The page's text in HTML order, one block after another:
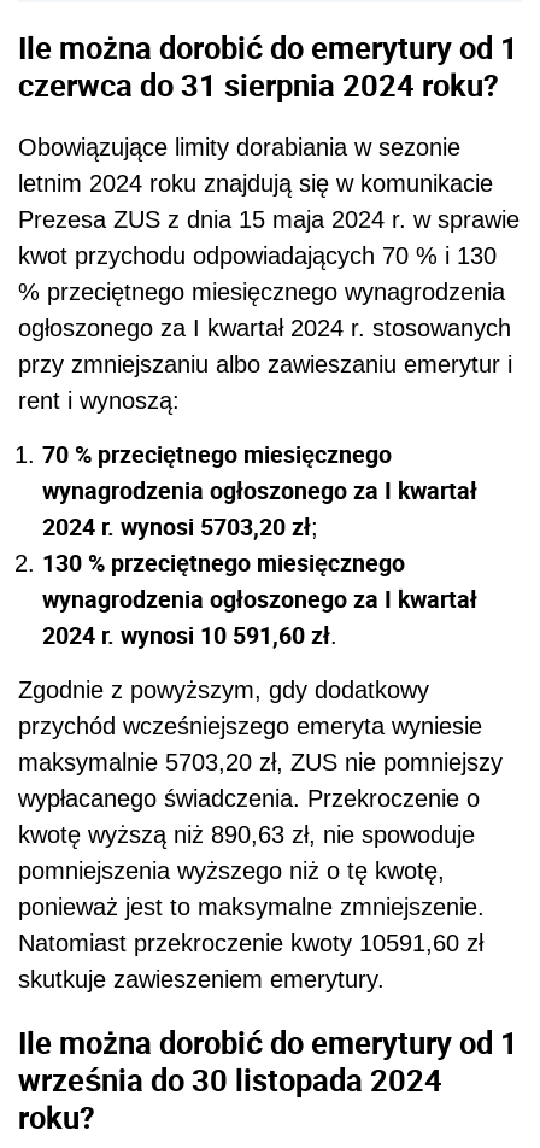
Ile można dorobić do emerytury od 1
czerwca do 31 sierpnia 2024 roku?
Obowiązujące limity dorabiania w sezonie
letnim 2024 roku znajdują się w komunikacie
Prezesa ZUS z dnia 15 maja 2024 r. w sprawie
kwot przychodu odpowiadających 70 % i 130
% przeciętnego miesięcznego wynagrodzenia
ogłoszonego za I kwartał 2024 r. stosowanych
przy zmniejszaniu albo zawieszaniu emerytur i
rent i wynoszą:
70 % przeciętnego miesięcznego
wynagrodzenia ogłoszonego za I kwartał
2024 r. wynosi 5703,20 zł;
130 % przeciętnego miesięcznego
wynagrodzenia ogłoszonego za I kwartał
2024 r. wynosi 10 591,60 zł.
Zgodnie z powyższym, gdy dodatkowy
przychód wcześniejszego emeryta wyniesie
maksymalnie 5703,20 zł, ZUS nie pomniejszy
wypłacanego świadczenia. Przekroczenie o
kwotę wyższą niż 890,63 zł, nie spowoduje
pomniejszenia wyższego niż o tę kwotę,
ponieważ jest to maksymalne zmniejszenie.
Natomiast przekroczenie kwoty 10591,60 zł
skutkuje zawieszeniem emerytury.
Ile można dorobić do emerytury od 1
września do 30 listopada 2024
roku?